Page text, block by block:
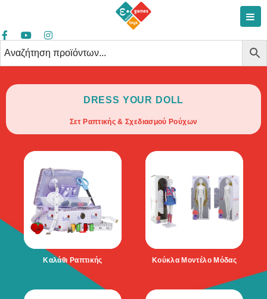
DRESS YOUR DOLL
Σετ Ραπτικής & Σχεδιασμού Ρούχων
Καλάθι Ραπτικής Κούκλα Μοντέλο Μόδας